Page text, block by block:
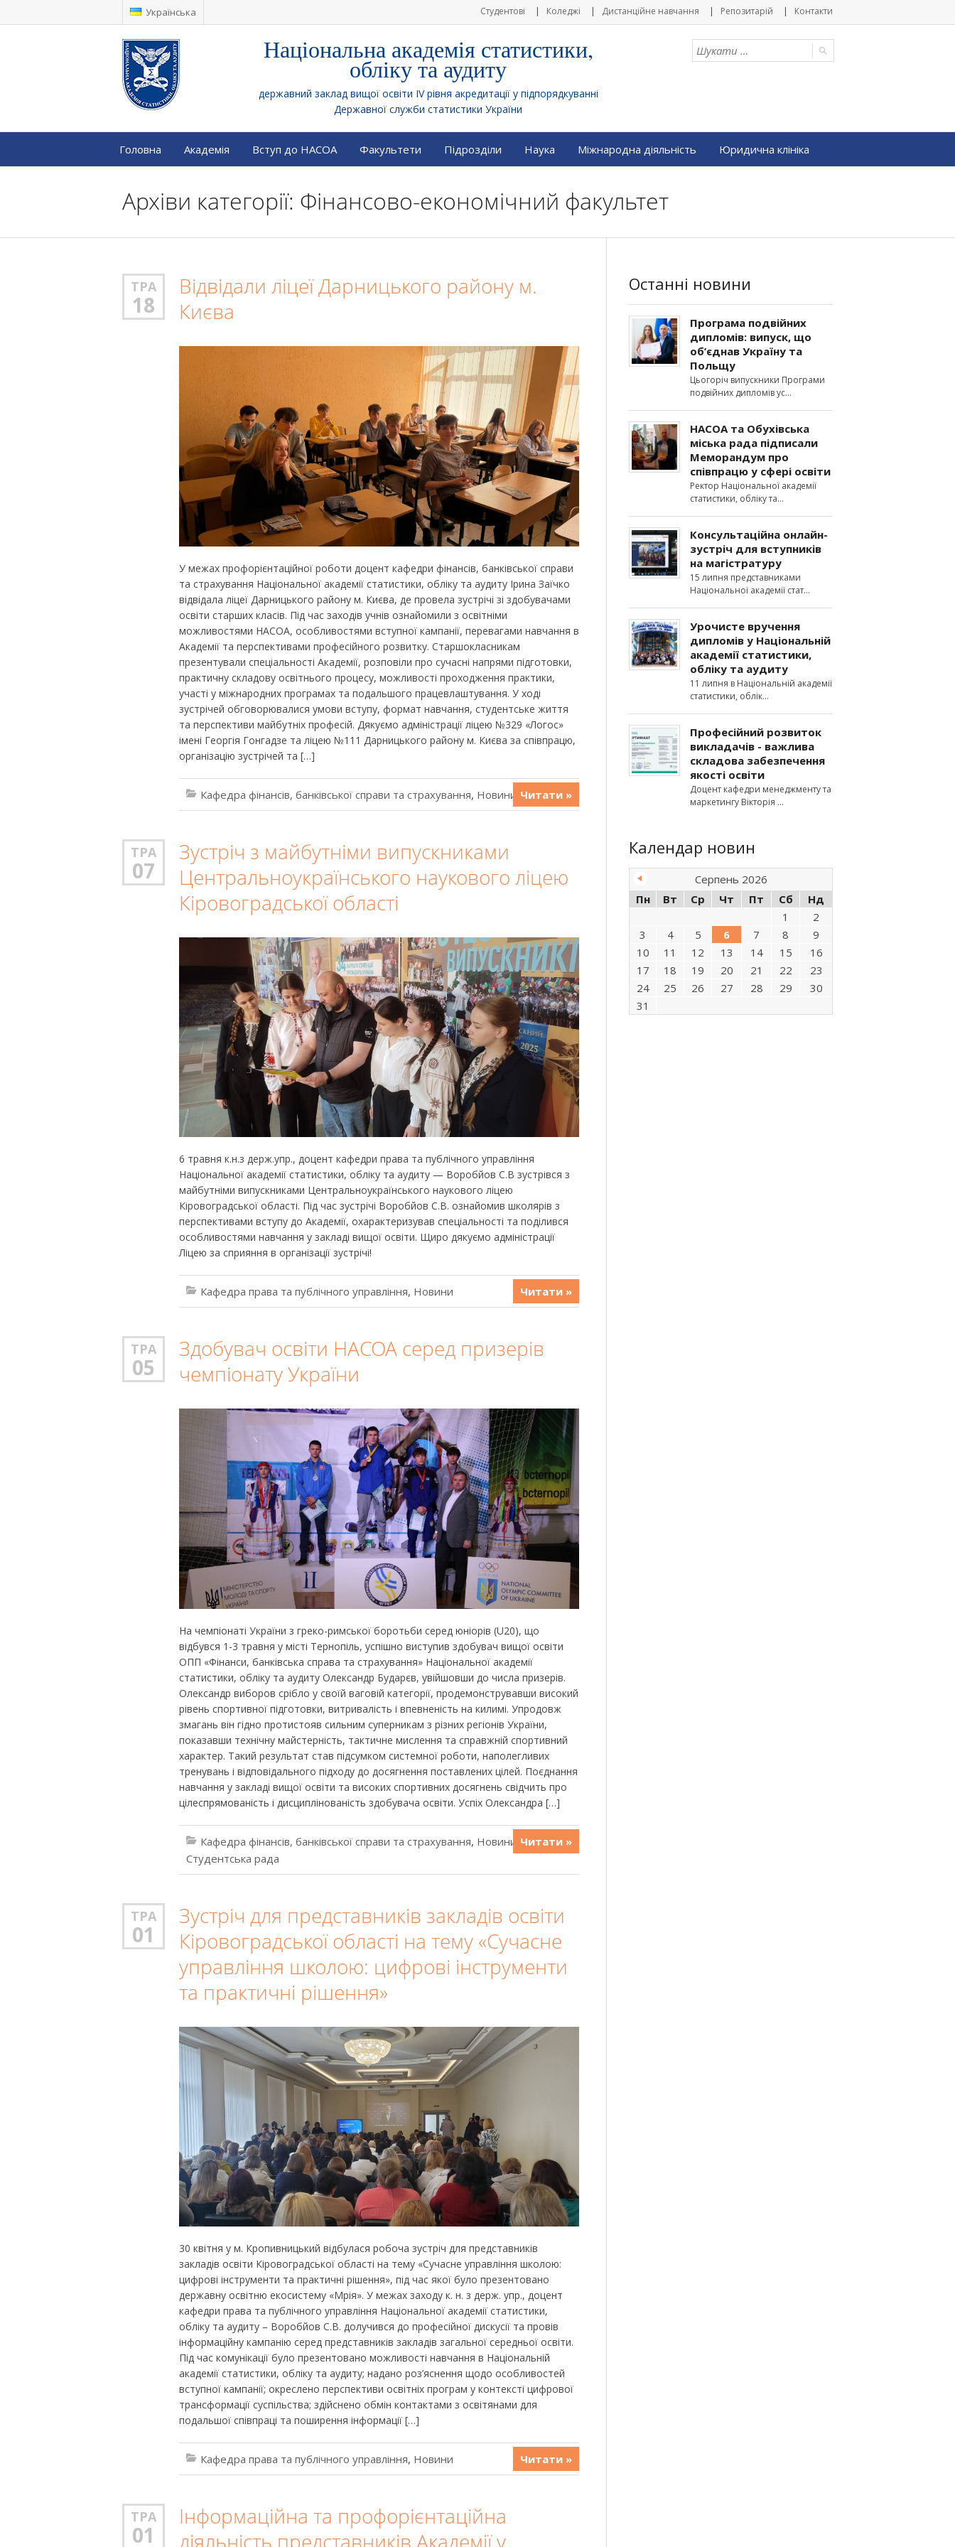
Українська Студентові Коледжі Дистанційне навчання Репозитарій Контакти
Національна академія статистики,
обліку та аудиту
державний заклад вищої освіти IV рівня акредитації у підпорядкуванні
Державної служби статистики України
Головна Академія Вступ до НАСОА Факультети Підрозділи Наука Міжнародна діяльність Юридична клініка
Архіви категорії: Фінансово-економічний факультет
ТРА
18
Відвідали ліцеї Дарницького району м.
Києва
У межах профорієнтаційної роботи доцент кафедри фінансів, банківської справи
та страхування Національної академії статистики, обліку та аудиту Ірина Заїчко
відвідала ліцеї Дарницького району м. Києва, де провела зустрічі зі здобувачами
освіти старших класів. Під час заходів учнів ознайомили з освітніми
можливостями НАСОА, особливостями вступної кампанії, перевагами навчання в
Академії та перспективами професійного розвитку. Старшокласникам
презентували спеціальності Академії, розповіли про сучасні напрями підготовки,
практичну складову освітнього процесу, можливості проходження практики,
участі у міжнародних програмах та подальшого працевлаштування. У ході
зустрічей обговорювалися умови вступу, формат навчання, студентське життя
та перспективи майбутніх професій. Дякуємо адміністрації ліцею №329 «Логос»
імені Георгія Гонгадзе та ліцею №111 Дарницького району м. Києва за співпрацю,
організацію зустрічей та […]
Кафедра фінансів, банківської справи та страхування, Новини Читати »
ТРА
07
Зустріч з майбутніми випускниками
Центральноукраїнського наукового ліцею
Кіровоградської області
6 травня к.н.з держ.упр., доцент кафедри права та публічного управління
Національної академії статистики, обліку та аудиту — Воробйов С.В зустрівся з
майбутніми випускниками Центральноукраїнського наукового ліцею
Кіровоградської області. Під час зустрічі Воробйов С.В. ознайомив школярів з
перспективами вступу до Академії, охарактеризував спеціальності та поділився
особливостями навчання у закладі вищої освіти. Щиро дякуємо адміністрації
Ліцею за сприяння в організації зустрічі!
Кафедра права та публічного управління, Новини Читати »
ТРА
05
Здобувач освіти НАСОА серед призерів
чемпіонату України
На чемпіонаті України з греко-римської боротьби серед юніорів (U20), що
відбувся 1-3 травня у місті Тернопіль, успішно виступив здобувач вищої освіти
ОПП «Фінанси, банківська справа та страхування» Національної академії
статистики, обліку та аудиту Олександр Бударєв, увійшовши до числа призерів.
Олександр виборов срібло у своїй ваговій категорії, продемонструвавши високий
рівень спортивної підготовки, витривалість і впевненість на килимі. Упродовж
змагань він гідно протистояв сильним суперникам з різних регіонів України,
показавши технічну майстерність, тактичне мислення та справжній спортивний
характер. Такий результат став підсумком системної роботи, наполегливих
тренувань і відповідального підходу до досягнення поставлених цілей. Поєднання
навчання у закладі вищої освіти та високих спортивних досягнень свідчить про
цілеспрямованість і дисциплінованість здобувача освіти. Успіх Олександра […]
Кафедра фінансів, банківської справи та страхування, Новини
Студентська рада
Читати »
ТРА
01
Зустріч для представників закладів освіти
Кіровоградської області на тему «Сучасне
управління школою: цифрові інструменти
та практичні рішення»
30 квітня у м. Кропивницький відбулася робоча зустріч для представників
закладів освіти Кіровоградської області на тему «Сучасне управління школою:
цифрові інструменти та практичні рішення», під час якої було презентовано
державну освітню екосистему «Мрія». У межах заходу к. н. з держ. упр., доцент
кафедри права та публічного управління Національної академії статистики,
обліку та аудиту – Воробйов С.В. долучився до професійної дискусії та провів
інформаційну кампанію серед представників закладів загальної середньої освіти.
Під час комунікації було презентовано можливості навчання в Національній
академії статистики, обліку та аудиту; надано роз’яснення щодо особливостей
вступної кампанії; окреслено перспективи освітніх програм у контексті цифрової
трансформації суспільства; здійснено обмін контактами з освітянами для
подальшої співпраці та поширення інформації […]
Кафедра права та публічного управління, Новини Читати »
ТРА
01
Інформаційна та профорієнтаційна
діяльність представників Академії у
Останні новини
Програма подвійних
дипломів: випуск, що
об’єднав Україну та
Польщу
Цьогоріч випускники Програми
подвійних дипломів ус
НАСОА та Обухівська
міська рада підписали
Меморандум про
співпрацю у сфері освіти
Ректор Національної академії
статистики, обліку та
Консультаційна онлайн-
зустріч для вступників
на магістратуру
15 липня представниками
Національної академії стат
Урочисте вручення
дипломів у Національній
академії статистики,
обліку та аудиту
11 липня в Національній академії
статистики, облік
Професійний розвиток
викладачів - важлива
складова забезпечення
якості освіти
Доцент кафедри менеджменту та
маркетингу Вікторія
Календар новин
Серпень 2026
Пн
Вт Ср Чт Пт Сб
Нд
1
2
3
4 5 6 7 8
9
10
11 12 13 14 15
16
17
18 19 20 21 22
23
24
25 26 27 28 29
30
31